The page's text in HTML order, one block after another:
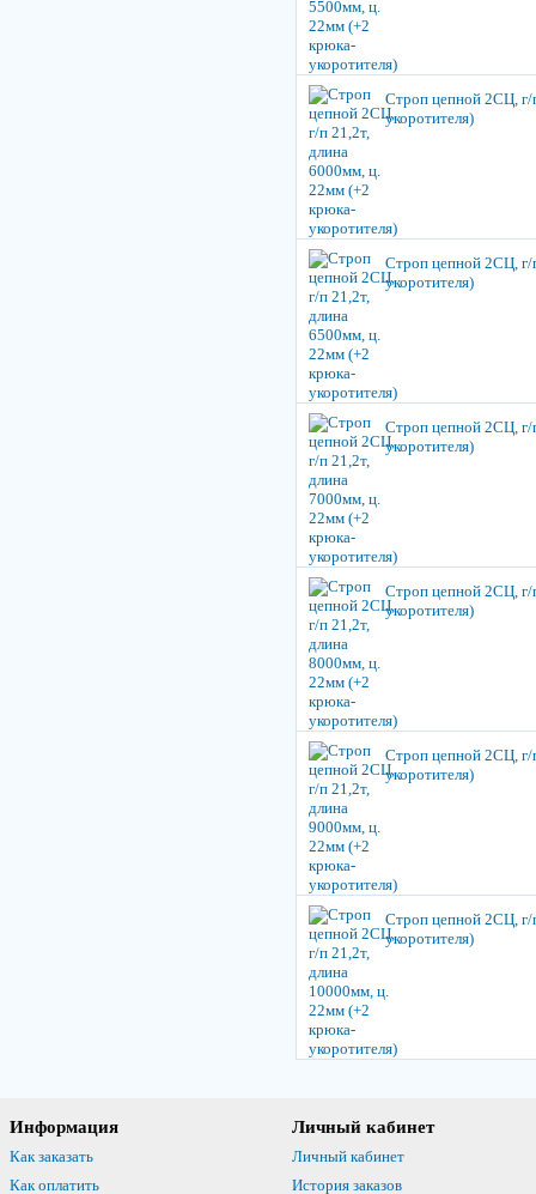
Строп цепной 2СЦ, г/
укоротителя)
Строп цепной 2СЦ, г/
укоротителя)
Строп цепной 2СЦ, г/
укоротителя)
Строп цепной 2СЦ, г/
укоротителя)
Строп цепной 2СЦ, г/
укоротителя)
Строп цепной 2СЦ, г/
укоротителя)
Информация
Как заказать
Как оплатить
Личный кабинет
Личный кабинет
История заказов